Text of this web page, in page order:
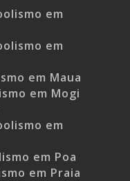
em
em
em Maua
em Mogi
em
em Poa
em Praia